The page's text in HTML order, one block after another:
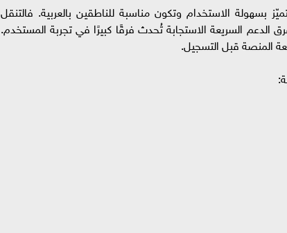
الاستخدام وتكون مناسبة للناطقين بالعربية. فالتنقل
الدعم السريعة الاستجابة تُحدث فرقًا كبيرًا في تجربة المستخدم.
المنصة قبل التسجيل.